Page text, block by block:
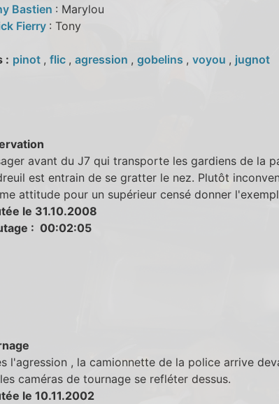
Bastien : Marylou
Fierry : Tony
: pinot , flic , agression , gobelins , voyou , jugnot
avant du J7 qui transporte les gardiens de la
est entrain de se gratter le nez. Plutôt
attitude pour un supérieur censé donner
le 31.10.2008
: 00:02:05
l'agression , la camionnette de la police arrive
caméras de tournage se refléter dessus.
le 10.11.2002